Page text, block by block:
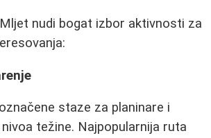
nudi bogat izbor aktivnosti za
staze za planinare i
težine. Najpopularnija ruta